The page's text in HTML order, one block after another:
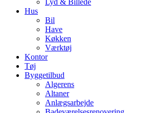
Lyd & Billede
Hus
Bil
Have
Køkken
Værktøj
Kontor
Tøj
Byggetilbud
Algerens
Altaner
Anlægsarbejde